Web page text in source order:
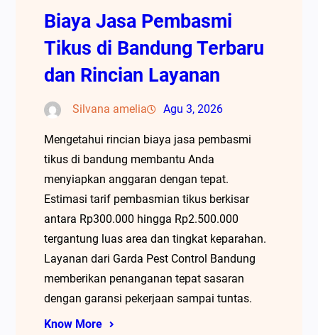
Biaya Jasa Pembasmi
Tikus di Bandung Terbaru
dan Rincian Layanan
Silvana amelia Agu 3, 2026
Mengetahui rincian biaya jasa pembasmi
tikus di bandung membantu Anda
menyiapkan anggaran dengan tepat.
Estimasi tarif pembasmian tikus berkisar
antara Rp300.000 hingga Rp2.500.000
tergantung luas area dan tingkat keparahan.
Layanan dari Garda Pest Control Bandung
memberikan penanganan tepat sasaran
dengan garansi pekerjaan sampai tuntas.
Know More